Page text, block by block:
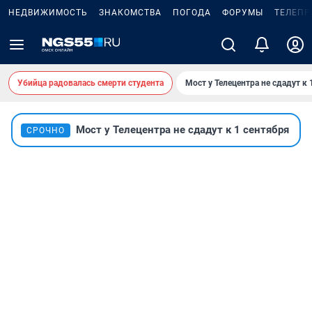
НЕДВИЖИМОСТЬ ЗНАКОМСТВА ПОГОДА ФОРУМЫ
Убийца радовалась смерти студента Мост у Телецентра не сдадут к
СРОЧНО Мост у Телецентра не сдадут к 1 сентября